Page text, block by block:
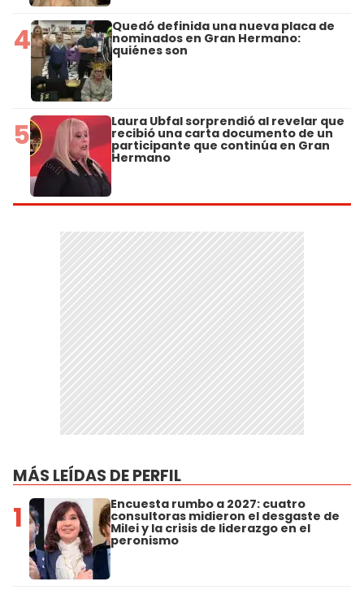
4 Quedó definida una nueva placa de
nominados en Gran Hermano:
quiénes son
5 Laura Ubfal sorprendió al revelar que
recibió una carta documento de un
participante que continúa en Gran
Hermano
MÁS LEÍDAS DE PERFIL
1 Encuesta rumbo a 2027: cuatro
consultoras midieron el desgaste de
Milei y la crisis de liderazgo en el
peronismo